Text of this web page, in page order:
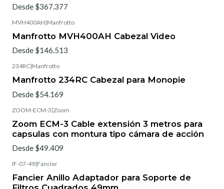
Desde $367.377
MVH400AH |Manfrotto
Manfrotto MVH400AH Cabezal Video
Desde $146.513
234RC|Manfrotto
Manfrotto 234RC Cabezal para Monopie
Desde $54.169
ZOOM-ECM-3 |Zoom
Zoom ECM-3 Cable extensión 3 metros para
capsulas con montura tipo cámara de acción
Desde $49.409
IF-07-49|Fancier
Fancier Anillo Adaptador para Soporte de